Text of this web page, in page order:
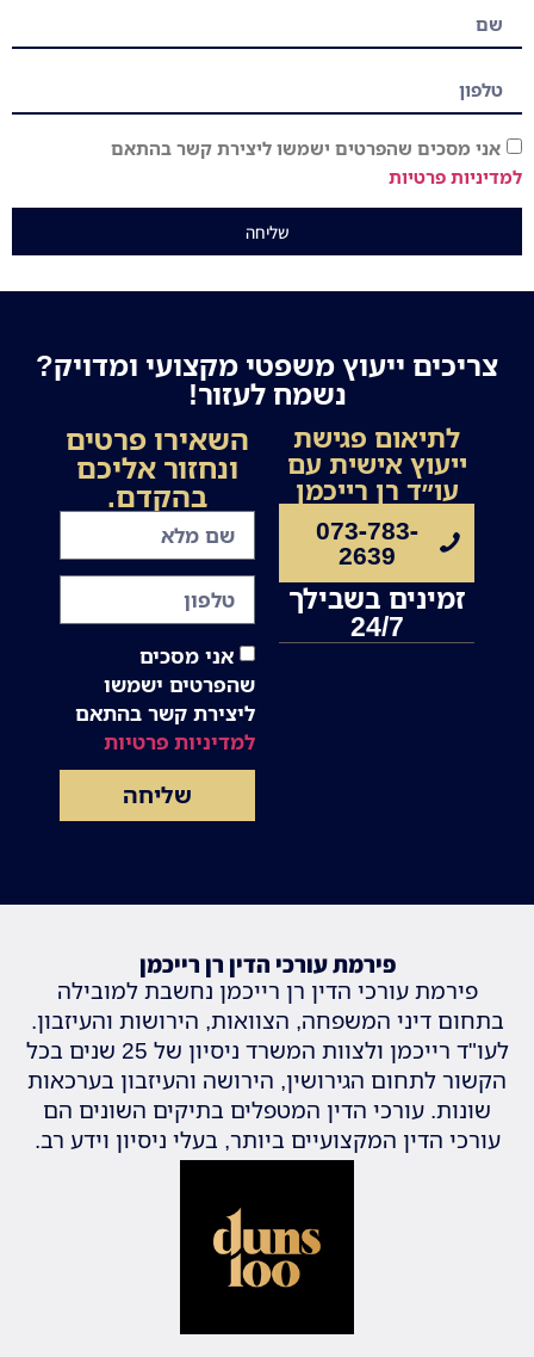
אני מסכים שהפרטים ישמשו ליצירת קשר בהתאם
למדיניות פרטיות
שליחה
צריכים ייעוץ משפטי מקצועי ומדויק?
נשמח לעזור!
לתיאום פגישת
ייעוץ אישית עם
עו״ד רן רייכמן
073-783-
2639
זמינים בשבילך
24/7
השאירו פרטים
ונחזור אליכם
בהקדם.
אני מסכים
שהפרטים ישמשו
ליצירת קשר בהתאם
למדיניות פרטיות
שליחה
פירמת עורכי הדין רן רייכמן
פירמת עורכי הדין רן רייכמן נחשבת למובילה
בתחום דיני המשפחה, הצוואות, הירושות והעיזבון.
לעו"ד רייכמן ולצוות המשרד ניסיון של 25 שנים בכל
הקשור לתחום הגירושין, הירושה והעיזבון בערכאות
שונות. עורכי הדין המטפלים בתיקים השונים הם
עורכי הדין המקצועיים ביותר, בעלי ניסיון וידע רב.